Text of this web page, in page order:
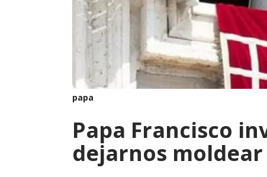
papa
Papa Francisco
dejarnos moldear